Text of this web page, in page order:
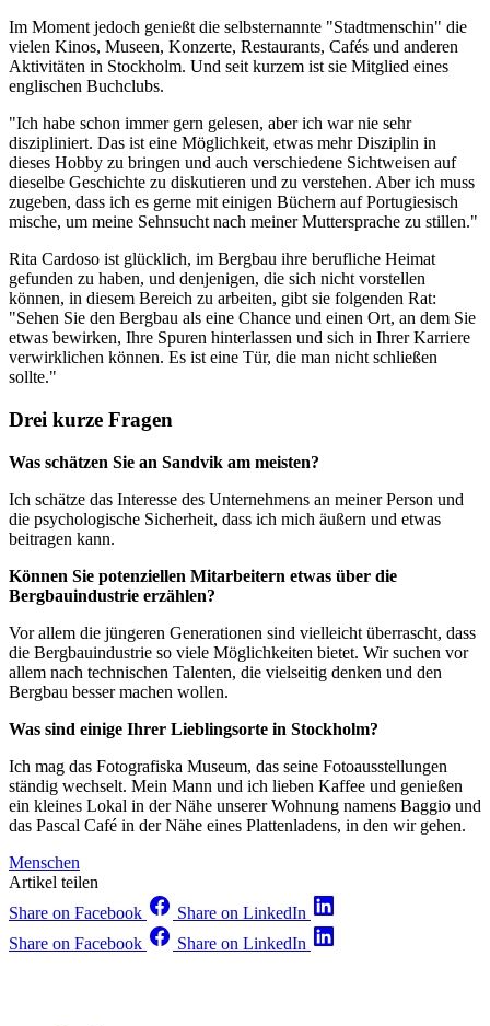
Im Moment jedoch genießt die selbsternannte "Stadtmenschin" die
vielen Kinos, Museen, Konzerte, Restaurants, Cafés und anderen
Aktivitäten in Stockholm. Und seit kurzem ist sie Mitglied eines
englischen Buchclubs.
"Ich habe schon immer gern gelesen, aber ich war nie sehr
diszipliniert. Das ist eine Möglichkeit, etwas mehr Disziplin in
dieses Hobby zu bringen und auch verschiedene Sichtweisen auf
dieselbe Geschichte zu diskutieren und zu verstehen. Aber ich muss
zugeben, dass ich es gerne mit einigen Büchern auf Portugiesisch
mische, um meine Sehnsucht nach meiner Muttersprache zu stillen."
Rita Cardoso ist glücklich, im Bergbau ihre berufliche Heimat
gefunden zu haben, und denjenigen, die sich nicht vorstellen
können, in diesem Bereich zu arbeiten, gibt sie folgenden Rat:
"Sehen Sie den Bergbau als eine Chance und einen Ort, an dem Sie
etwas bewirken, Ihre Spuren hinterlassen und sich in Ihrer Karriere
verwirklichen können. Es ist eine Tür, die man nicht schließen
sollte."
Drei kurze Fragen
Was schätzen Sie an Sandvik am meisten?
Ich schätze das Interesse des Unternehmens an meiner Person und
die psychologische Sicherheit, dass ich mich äußern und etwas
beitragen kann.
Können Sie potenziellen Mitarbeitern etwas über die
Bergbauindustrie erzählen?
Vor allem die jüngeren Generationen sind vielleicht überrascht, dass
die Bergbauindustrie so viele Möglichkeiten bietet. Wir suchen vor
allem nach technischen Talenten, die vielseitig denken und den
Bergbau besser machen wollen.
Was sind einige Ihrer Lieblingsorte in Stockholm?
Ich mag das Fotografiska Museum, das seine Fotoausstellungen
ständig wechselt. Mein Mann und ich lieben Kaffee und genießen
ein kleines Lokal in der Nähe unserer Wohnung namens Baggio und
das Pascal Café in der Nähe eines Plattenladens, in den wir gehen.
Menschen
Artikel teilen
Share on Facebook
Share on LinkedIn
Share on Facebook
Share on LinkedIn